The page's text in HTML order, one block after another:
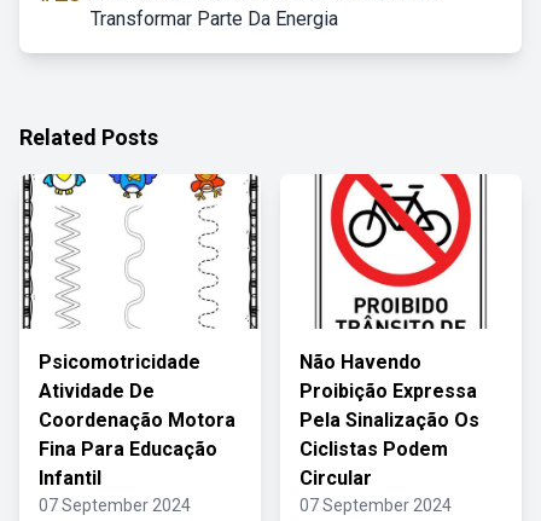
Transformar Parte Da Energia
Related Posts
Psicomotricidade
Atividade De
Coordenação Motora
Fina Para Educação
Infantil
07 September 2024
Não Havendo
Proibição Expressa
Pela Sinalização Os
Ciclistas Podem
Circular
07 September 2024